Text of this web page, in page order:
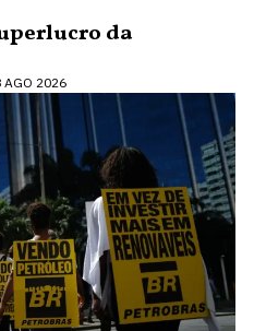
da
AGO 2026